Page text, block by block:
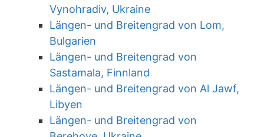
Vynohradiv, Ukraine
Längen- und Breitengrad von Lom,
Bulgarien
Längen- und Breitengrad von
Sastamala, Finnland
Längen- und Breitengrad von Al Jawf,
Libyen
Längen- und Breitengrad von